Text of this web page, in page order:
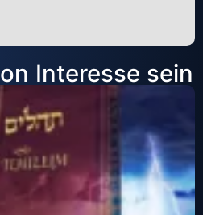
Interesse sein